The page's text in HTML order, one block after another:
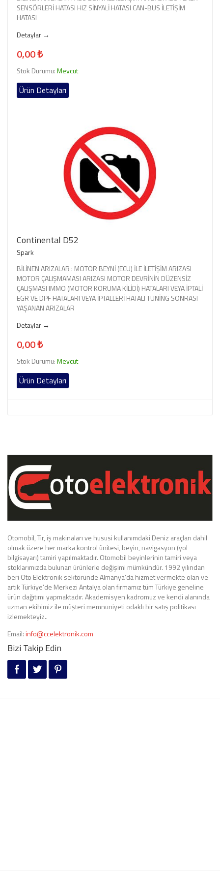
SENSÖRLERİ HATASI HIZ SİNYALİ HATASI CAN-BUS İLETİŞİM
HATASI
Detaylar →
0,00 ₺
Stok Durumu:Mevcut
Ürün Detayları
Continental D52
Spark
BİLİNEN ARIZALAR : MOTOR BEYNİ (ECU) İLE İLETİŞİM ARIZASI
MOTOR ÇALIŞMAMASI ARIZASI MOTOR DEVRİNİN DÜZENSİZ
ÇALIŞMASI IMMO (MOTOR KORUMA KİLİDİ) HATALARI VEYA İPTALİ
EGR VE DPF HATALARI VEYA İPTALLERİ HATALI TUNİNG SONRASI
YAŞANAN ARIZALAR
Detaylar →
0,00 ₺
Stok Durumu:Mevcut
Ürün Detayları
Otomobil, Tır, iş makinaları ve hususi kullanımdaki Deniz araçları dahil
olmak üzere her marka kontrol ünitesi, beyin, navigasyon (yol
bilgisayarı) tamiri yapılmaktadır. Otomobil beyinlerinin tamiri veya
stoklarımızda bulunan ürünlerle değişimi mümkündür. 1992 yılından
beri Oto Elektronik sektöründe Almanya’da hizmet vermekte olan ve
artık Türkiye’de Merkezi Antalya olan firmamız tüm Türkiye geneline
ürün dağıtımı yapmaktadır. Akademisyen kadromuz ve kendi alanında
uzman ekibimiz ile müşteri memnuniyeti odaklı bir satış politikası
izlemekteyiz..
Email:info@ccelektronik.com
Bizi Takip Edin